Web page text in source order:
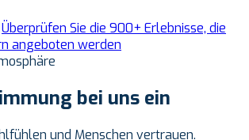
Überprüfen Sie die 900+Erlebnisse, die
angeboten werden
bei uns ein
und Menschen vertrauen.